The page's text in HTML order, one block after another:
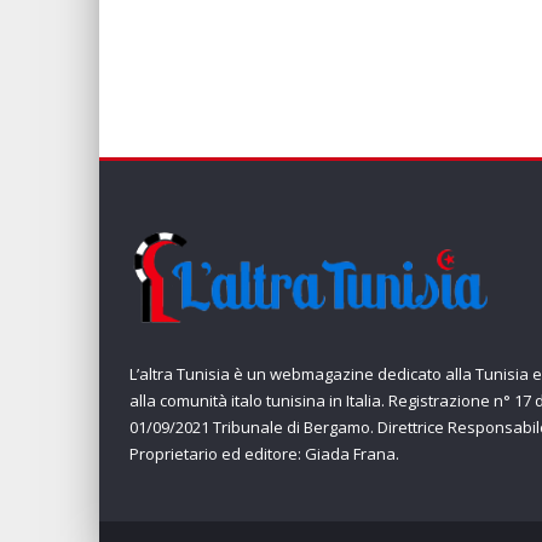
L’altra Tunisia è un webmagazine dedicato alla Tunisia e
alla comunità italo tunisina in Italia. Registrazione n° 17
01/09/2021 Tribunale di Bergamo. Direttrice
Proprietario ed editore: Giada Frana.